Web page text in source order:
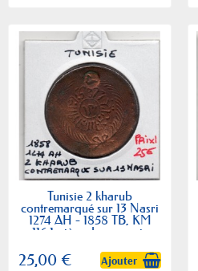
Tunisie 2 kharub
contremarqué sur 13 Nasri
1274 AH - 1858 TB, KM
116.1 pièce de monnaie
25,00 € Ajouter